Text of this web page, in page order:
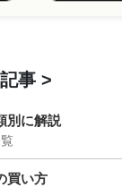
事
別に解説
買い方